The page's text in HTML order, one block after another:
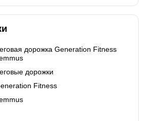
дорожка Generation Fitness
дорожки
Fitness